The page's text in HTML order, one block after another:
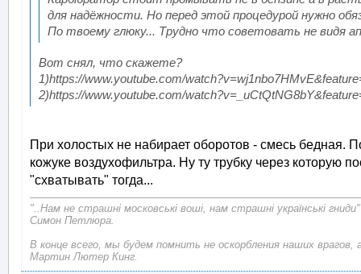
для надёжности. Но перед этой процедурой нужно
По твоему глюку... Трудно что советовать не видя
Вот снял, что скажете?
1)https://www.youtube.com/
2)https://www.youtube.com/
При холостых не набирает оборотов - смесь бедная.
кожуке воздухофильтра. Ну ту трубку через которую
"схватывать" тогда...
"..Нам не страшні московські воші, нам страшні українські гниди"
Симон Петлюра.
В конце всего, мы будем помнить не оскорбления наших врагов,
Мартин Лютер Кинг.